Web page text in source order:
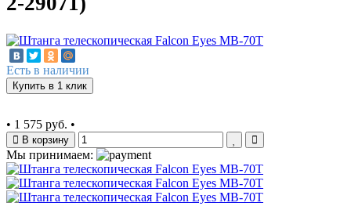
Есть в наличии
Купить в 1 клик
• 1 575 руб. •
В корзину
Мы принимаем: